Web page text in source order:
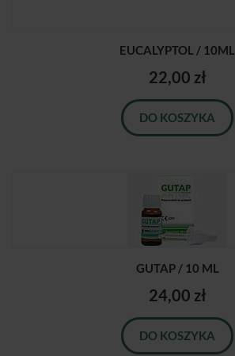
EUCALYPTOL / 10ML
22,00 zł
DO KOSZYKA
GUTAP / 10 ML
24,00 zł
DO KOSZYKA